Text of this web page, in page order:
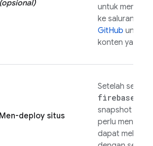
(opsional)
untuk
ke saluran
GitHub untuk
konten yang
Men-deploy situs
Setelah
firebase
snapshot
perlu
dapat